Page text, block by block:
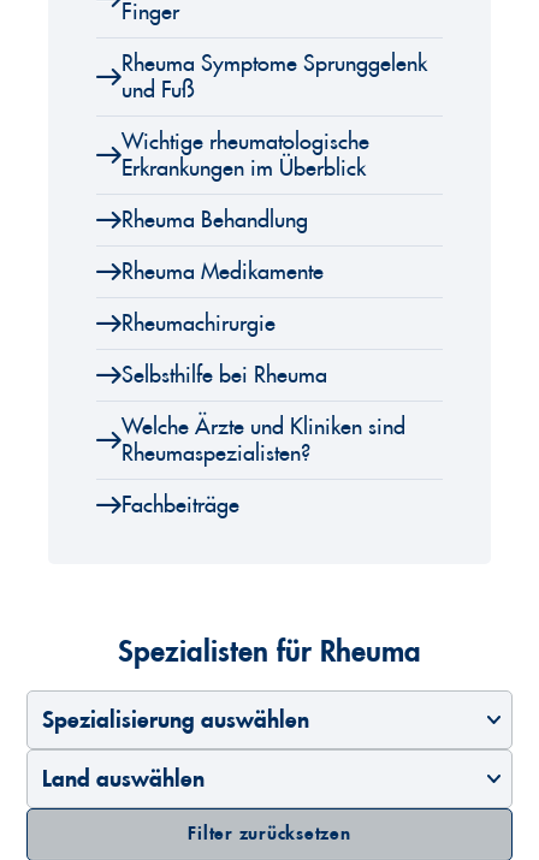
Finger
Rheuma Symptome Sprunggelenk
und Fuß
Wichtige rheumatologische
Erkrankungen im Überblick
Rheuma Behandlung
Rheuma Medikamente
Rheumachirurgie
Selbsthilfe bei Rheuma
Welche Ärzte und Kliniken sind
Rheumaspezialisten?
Fachbeiträge
Spezialisten für Rheuma
Spezialisierung auswählen
Land auswählen
Filter zurücksetzen